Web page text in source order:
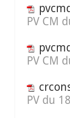
PV CM
PV CM
PV du